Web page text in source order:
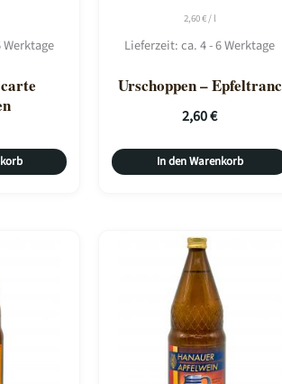
Werktage
2,60€/ l
Lieferzeit:ca. 4 - 6 Werktage
Urschoppen – Epfeltranc
2,60€
In den Warenkorb